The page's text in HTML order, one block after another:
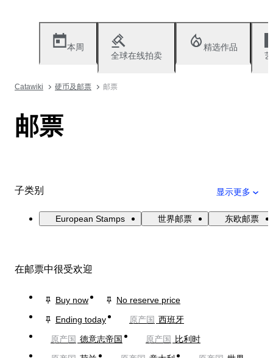
本周
全球在线拍卖
精选作品
Catawiki 硬币及邮票 邮票
邮票
子类别 显示更多
European Stamps 世界邮票 东欧邮票
在邮票中很受欢迎
Buy now
No reserve price
Ending today
原产国 西班牙
原产国 德意志帝国 原产国
比利时